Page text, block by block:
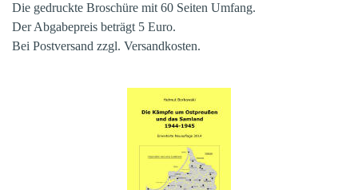
Die gedruckte Broschüre mit 60 Seiten Umfang.
Der Abgabepreis beträgt 5 Euro.
Bei Postversand zzgl. Versandkosten.